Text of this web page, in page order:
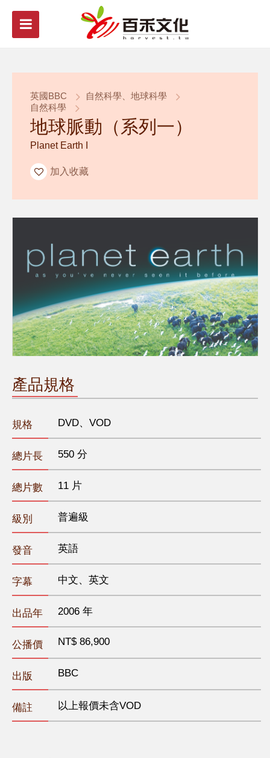
英國BBC
自然科學、地球科學
自然科學
地球脈動（系列一）
Planet Earth I
加入收藏
產品規格
規格 DVD、VOD
總片長 550 分
總片數 11 片
級別 普遍級
發音 英語
字幕 中文、英文
出品年 2006 年
公播價 NT$ 86,900
出版 BBC
備註 以上報價未含VOD